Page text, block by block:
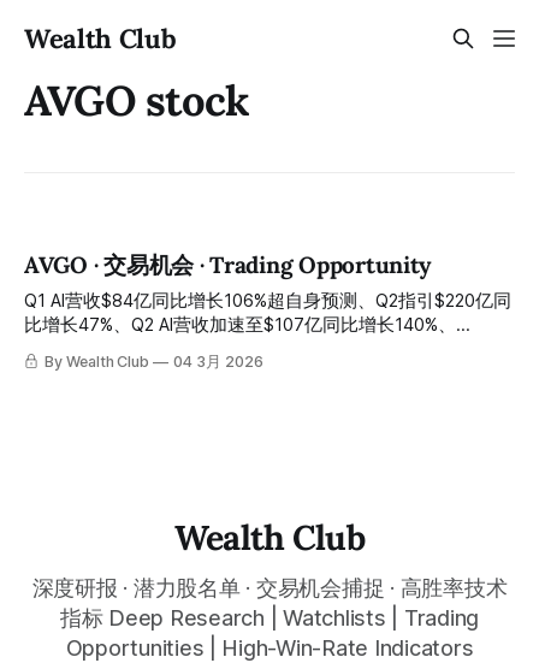
Wealth Club
AVGO stock
AVGO · 交易机会 · Trading Opportunity
Q1 AI营收$84亿同比增长106%超自身预测、Q2指引$220亿同
比增长47%、Q2 AI营收加速至$107亿同比增长140%、
Anthropic $210亿订单确认、OpenAI正式成为第六大XPU客
户、2027年AI芯片营收超$1000亿路径获CEO公开承诺——宏
By Wealth Club 04 3月 2026
Wealth Club
深度研报 · 潜力股名单 · 交易机会捕捉 · 高胜率技术
指标 Deep Research | Watchlists | Trading
Opportunities | High-Win-Rate Indicators